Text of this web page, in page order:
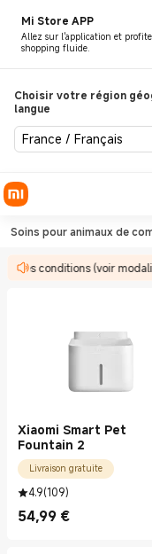
Mi Store APP
Allez sur l'application et
shopping fluide.
Choisir votre région
langue
France / Français
Shop
Soins pour animaux de
à des conditions (voir
Shop Santé et
Xiaomi Smart Pet
Fountain 2
Livraison gratuite
4.9(109)
54,99 €
Current Price €54.99